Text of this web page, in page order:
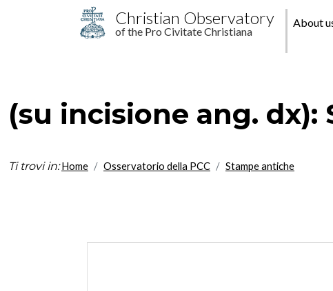
Skip to main content
Christian Observatory
of the Pro Civitate Christiana
About
(su incisione ang. dx):
Ti trovi in: Home Osservatorio della PCC Stampe antiche